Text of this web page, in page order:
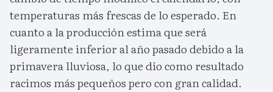
temperaturas más frescas de lo esperado. En
cuanto a la producción estima que será
ligeramente inferior al año pasado debido a la
primavera lluviosa, lo que dio como resultado
racimos más pequeños pero con gran calidad.